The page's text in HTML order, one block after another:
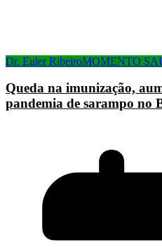
Dr. Euler RibeiroMOMENTO
Queda na imunização,
pandemia de sarampo no